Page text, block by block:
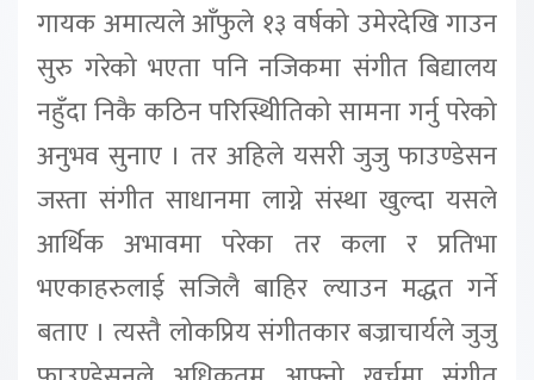
गायक अमात्यले आँफुले १३ वर्षको उमेरदेखि गाउन
सुरु गरेको भएता पनि नजिकमा संगीत बिद्यालय
नहुँदा निकै कठिन परिस्थिीतिको सामना गर्नु परेको
अनुभव सुनाए । तर अहिले यसरी जुजु फाउण्डेसन
जस्ता संगीत साधानमा लाग्ने संस्था खुल्दा यसले
आर्थिक अभावमा परेका तर कला र प्रतिभा
भएकाहरुलाई सजिलै बाहिर ल्याउन मद्धत गर्ने
बताए । त्यस्तै लोकप्रिय संगीतकार बज्राचार्यले जुजु